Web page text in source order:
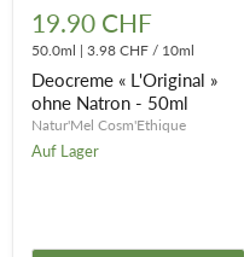
L'Original
ohne
Natron
50ml
19.90 CHF
50.0ml | 3.98 CHF / 10ml
Deocreme « L'Original »
ohne Natron - 50ml
Natur'Mel Cosm'Ethique
Auf Lager